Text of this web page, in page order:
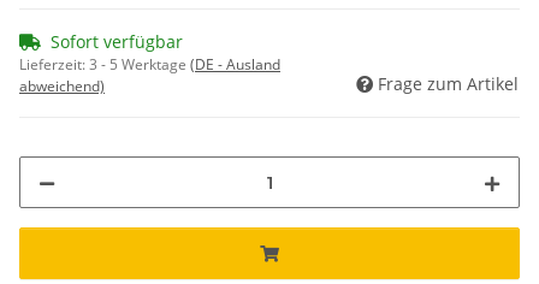
Sofort verfügbar
Lieferzeit:3 - 5 Werktage (DE - Ausland
abweichend)
Frage zum Artikel